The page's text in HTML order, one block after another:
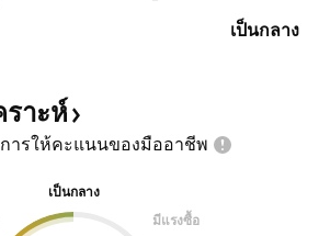
เป็นกลาง
าะห์
ารให้คะแนนของมืออาชีพ
เป็นกลาง
มีแรงซื้อ